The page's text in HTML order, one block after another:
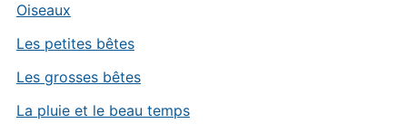
Oiseaux
Les petites bêtes
Les grosses bêtes
La pluie et le beau temps